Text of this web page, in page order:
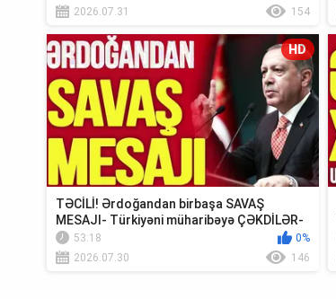
2026.07.31
154
HD
TƏCİLİ! Ərdoğandan birbaşa SAVAŞ
MESAJI- Türkiyəni müharibəyə ÇƏKDİLƏR-
TV Müsavat
53:18
0%
2026.07.30
146